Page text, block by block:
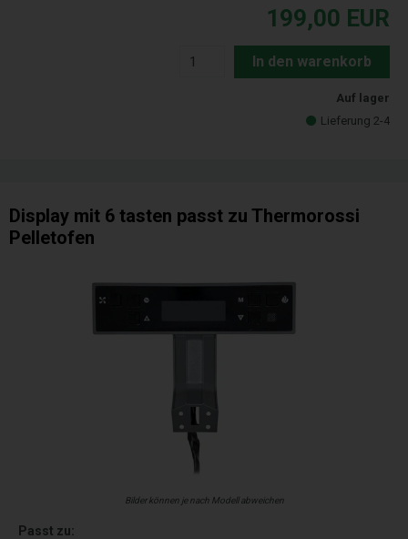
199,00 EUR
In den warenkorb
Auf lager
Lieferung 2-4
Display mit 6 tasten passt zu Thermorossi
Pelletofen
Bilder können je nach Modell abweichen
Passt zu: